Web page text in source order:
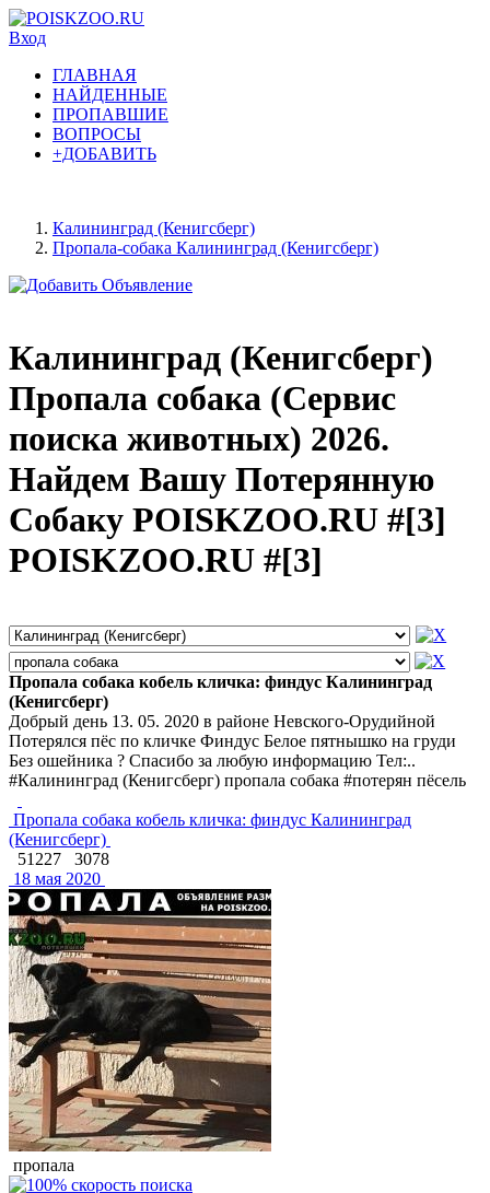
Вход
ГЛАВНАЯ
НАЙДЕННЫЕ
ПРОПАВШИЕ
ВОПРОСЫ
+ДОБАВИТЬ
Калининград (Кенигсберг)
Пропала-собака Калининград (Кенигсберг)
Калининград (Кенигсберг)
Пропала собака (Сервис
поиска животных) 2026.
Найдем Вашу Потерянную
Собаку POISKZOO.RU #[3]
POISKZOO.RU #[3]
Пропала собака кобель кличка: финдус Калининград
(Кенигсберг)
Добрый день 13. 05. 2020 в районе Невского-Орудийной
Потерялся пёс по кличке Финдус Белое пятнышко на груди
Без ошейника ? Спасибо за любую информацию Тел:..
#Калининград (Кенигсберг) пропала собака #потерян пёсель
Пропала собака кобель кличка: финдус Калининград
(Кенигсберг)
51227
3078
18 мая 2020
пропала